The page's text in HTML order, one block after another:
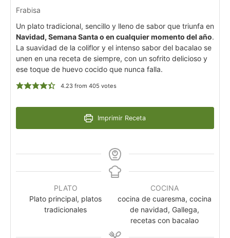
Frabisa
Un plato tradicional, sencillo y lleno de sabor que triunfa en
Navidad, Semana Santa o en cualquier momento del año.
La suavidad de la coliflor y el intenso sabor del bacalao se
unen en una receta de siempre, con un sofrito delicioso y
ese toque de huevo cocido que nunca falla.
4.23from 405 votes
Imprimir Receta
PLATO
Plato principal, platos
tradicionales
COCINA
cocina de cuaresma, cocina
de navidad, Gallega,
recetas con bacalao